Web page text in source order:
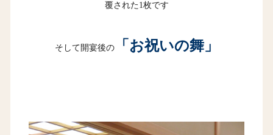
覆された1枚です
そして開宴後の「お祝いの舞」